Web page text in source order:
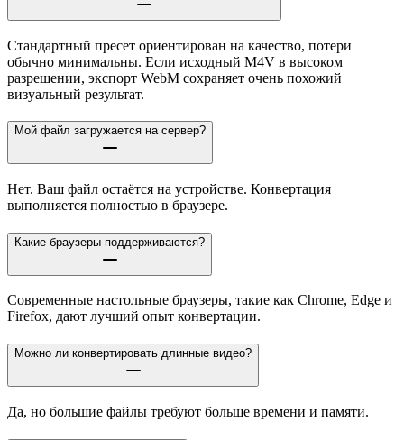
Стандартный пресет ориентирован на качество, потери
обычно минимальны. Если исходный M4V в высоком
разрешении, экспорт WebM сохраняет очень похожий
визуальный результат.
Мой файл загружается на сервер?
Нет. Ваш файл остаётся на устройстве. Конвертация
выполняется полностью в браузере.
Какие браузеры поддерживаются?
Современные настольные браузеры, такие как Chrome, Edge и
Firefox, дают лучший опыт конвертации.
Можно ли конвертировать длинные видео?
Да, но большие файлы требуют больше времени и памяти.